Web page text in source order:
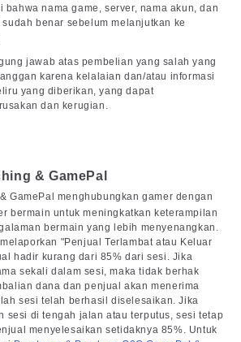
bahwa nama game, server, nama akun, dan
benar sebelum melanjutkan ke
jawab atas pembelian yang salah yang
karena kelalaian dan/atau informasi
yang diberikan, yang dapat
dan kerugian.
& GamePal
GamePal menghubungkan gamer dengan
bermain untuk meningkatkan keterampilan
bermain yang lebih menyenangkan.
"Penjual Terlambat atau Keluar
hadir kurang dari 85% dari sesi. Jika
sekali dalam sesi, maka tidak berhak
dana dan penjual akan menerima
sesi telah berhasil diselesaikan. Jika
sesi di tengah jalan atau terputus, sesi tetap
menyelesaikan setidaknya 85%. Untuk